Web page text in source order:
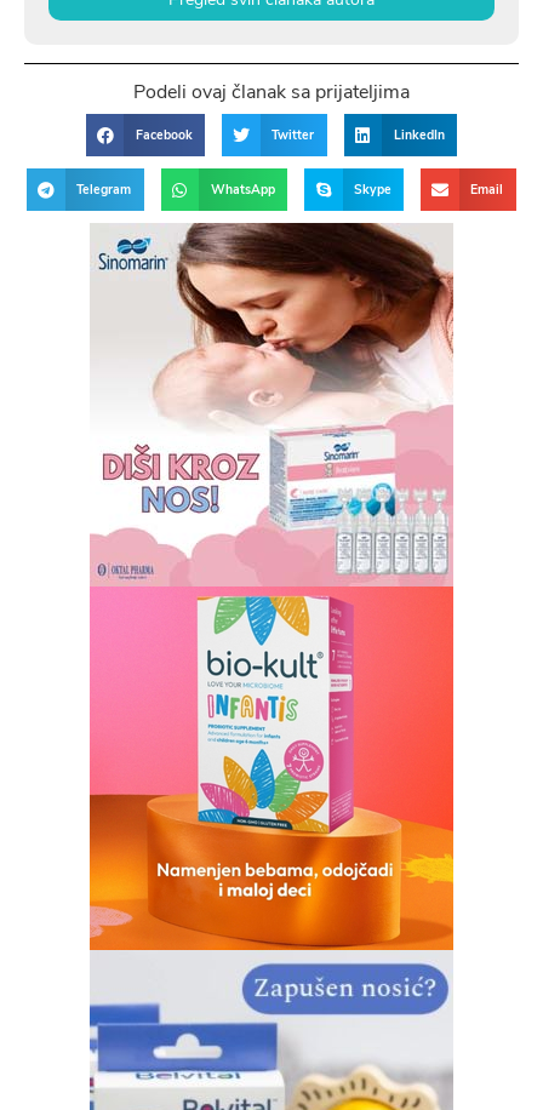
Podeli ovaj članak sa prijateljima
Facebook Twitter LinkedIn
Telegram WhatsApp Skype Email